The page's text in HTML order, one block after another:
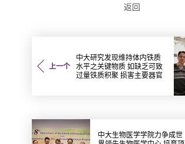
返回
上一个
中大研究发现维持体内铁质
水平之关键物质 如缺乏可致
过量铁质积聚 损害主要器官
中大生物医学学院力争成世